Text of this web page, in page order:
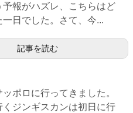
予報がハズレ、こちらはど
一日でした。さて、今...
記事を読む
ポロに行ってきました。
くジンギスカンは初日に行